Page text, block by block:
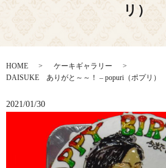
リ）
HOME
ケーキギャラリー
DAISUKE ありがと～～！ – popuri（ポプリ）
2021/01/30